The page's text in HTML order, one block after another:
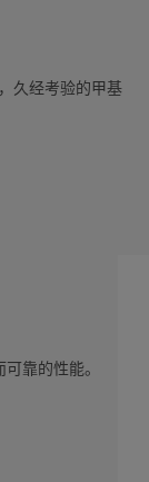
久经考验的甲基
靠的性能。